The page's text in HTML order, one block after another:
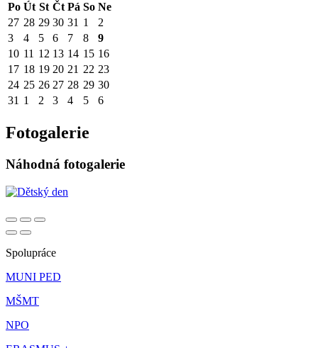
Po Út St Čt Pá So Ne
27 28 29 30 31 1
2
3
4 5 6 7 8
9
10 11 12 13 14 15 16
17 18 19 20 21 22 23
24 25 26 27 28 29 30
31 1 2 3 4 5 6
Fotogalerie
Náhodná fotogalerie
Spolupráce
MUNI PED
MŠMT
NPO